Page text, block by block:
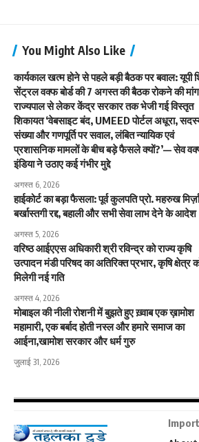
You Might Also Like
कार्यकाल खत्म होने से पहले बड़ी बैठक पर बवाल: यूपी
सेंट्रल वक्फ बोर्ड की 7 अगस्त की बैठक रोकने की
राज्यपाल से लेकर केंद्र सरकार तक भेजी गई विस्तृत
शिकायत ‘वेबसाइट बंद, UMEED पोर्टल अधूरा,
संख्या और गणपूर्ति पर सवाल, लंबित न्यायिक एवं
प्रशासनिक मामलों के बीच बड़े फैसले क्यों?’— सेव
इंडिया ने उठाए कई गंभीर मुद्दे
अगस्त 6, 2026
हाईकोर्ट का बड़ा फैसला: पूर्व कुलपति प्रो. महरुख
बर्खास्तगी रद्द, बहाली और सभी सेवा लाभ देने के आदेश
अगस्त 5, 2026
वरिष्ठ आईएएस अधिकारी श्री रविन्द्र को राज्य कृषि
उत्पादन मंडी परिषद का अतिरिक्त प्रभार, कृषि क्षेत्र
मिलेगी नई गति
अगस्त 4, 2026
मोबाइल की नीली रोशनी में बुझते हुए ख़्वाब एक ख़ामोश
महामारी, एक बर्बाद होती नस्ल और हमारे समाज का
आईना,खामोश सरकार और धर्म गुरु
जुलाई 31, 2026